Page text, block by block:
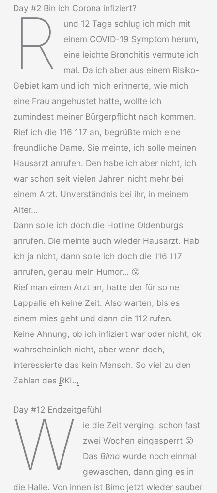
Day #2 Bin ich Corona infiziert?
R
und 12 Tage schlug ich mich mit
einem COVID-19 Symptom herum,
eine leichte Bronchitis vermute ich
mal. Da ich aber aus einem Risiko-
Gebiet kam und ich mich erinnerte, wie mich
eine Frau angehustet hatte, wollte ich
zumindest meiner Bürgerpflicht nach kommen.
Rief ich die 116 117 an, begrüßte mich eine
freundliche Dame. Sie meinte, ich solle meinen
Hausarzt anrufen. Den habe ich aber nicht, ich
war schon seit vielen Jahren nicht mehr bei
einem Arzt. Unverständnis bei ihr, in meinem
Alter…
Dann solle ich doch die Hotline Oldenburgs
anrufen. Die meinte auch wieder Hausarzt. Hab
ich ja nicht, dann solle ich doch die 116 117
anrufen, genau mein Humor… 😮
Rief man einen Arzt an, hatte der für so ne
Lappalie eh keine Zeit. Also warten, bis es
einem mies geht und dann die 112 rufen.
Keine Ahnung, ob ich infiziert war oder nicht, ok
wahrscheinlich nicht, aber wenn doch,
interessierte das kein Mensch. So viel zu den
Zahlen des RKI…
Day #12 Endzeitgefühl
W
ie die Zeit verging, schon fast
zwei Wochen eingesperrt 😮
Das Bimo wurde noch einmal
gewaschen, dann ging es in
die Halle. Von innen ist Bimo jetzt wieder sauber